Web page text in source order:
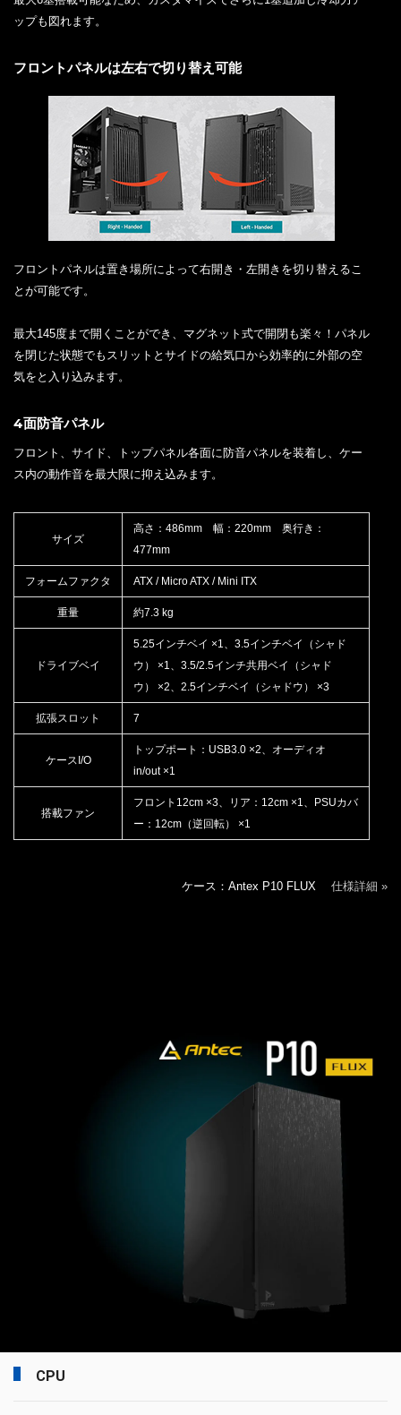
ップも図れます。
フロントパネルは左右で切り替え可能
フロントパネルは置き場所によって右開き・左開きを切り替えるこ
とが可能です。
最大145度まで開くことができ、マグネット式で開閉も楽々！パネル
を閉じた状態でもスリットとサイドの給気口から効率的に外部の空
気をと入り込みます。
4面防音パネル
フロント、サイド、トップパネル各面に防音パネルを装着し、ケー
ス内の動作音を最大限に抑え込みます。
サイズ
高さ：486mm 幅：220mm 奥行き：
477mm
フォームファクタ ATX / Micro ATX / Mini ITX
重量 約7.3 kg
ドライブベイ
5.25インチベイ ×1、3.5インチベイ（シャド
ウ） ×1、3.5/2.5インチ共用ベイ（シャド
ウ） ×2、2.5インチベイ（シャドウ） ×3
拡張スロット 7
ケースI/O
トップポート：USB3.0 ×2、オーディオ
in/out ×1
搭載ファン
フロント12cm ×3、リア：12cm ×1、PSUカバ
ー：12cm（逆回転） ×1
ケース：Antex P10 FLUX 仕様詳細 »
CPU